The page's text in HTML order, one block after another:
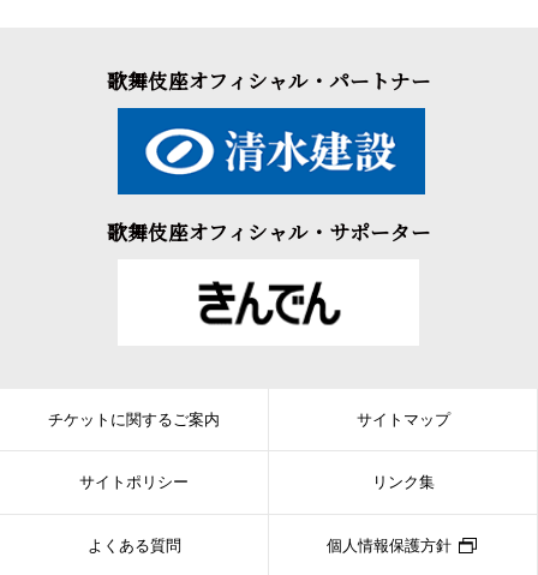
歌舞伎座オフィシャル・パートナー
歌舞伎座オフィシャル・サポーター
チケットに関するご案内 サイトマップ
サイトポリシー リンク集
よくある質問 個人情報保護方針